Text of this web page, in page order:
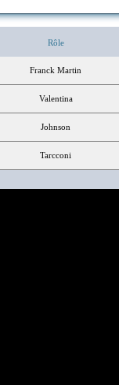
Rôle
Franck Martin
Valentina
Johnson
Tarcconi